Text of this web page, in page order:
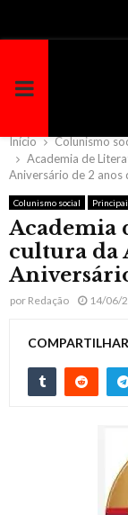
PRIMARY
MENU
Início
Colunismo
Academia de
Aniversário de 2 anos
Colunismo social
Academia
cultura da
por Redação 14/06/
COMPARTILHAR